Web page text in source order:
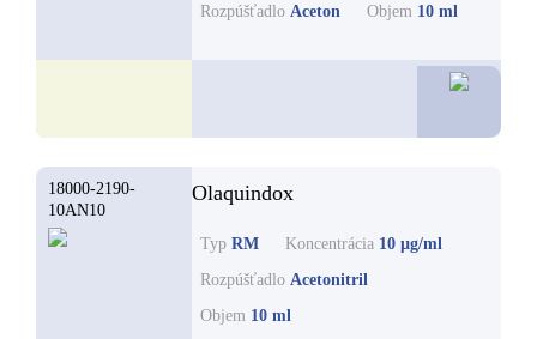
Rozpúšťadlo Aceton Objem 10 ml
18000-2190-
10AN10
Olaquindox
Typ RM Koncentrácia 10 µg/ml
Rozpúšťadlo Acetonitril
Objem 10 ml